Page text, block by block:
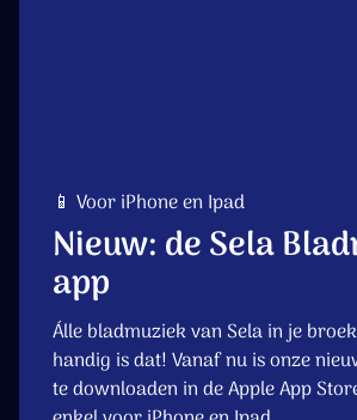
📱 Voor iPhone en Ipad
Nieuw: de Sela
app
Álle bladmuziek van Sela in je
handig is dat! Vanaf nu is onze
te downloaden in de Apple App